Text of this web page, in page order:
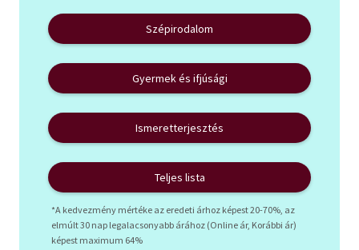
Szépirodalom
Gyermek és ifjúsági
Ismeretterjesztés
Teljes lista
*A kedvezmény mértéke az eredeti árhoz képest 20-70%, az
elmúlt 30 nap legalacsonyabb árához (Online ár, Korábbi ár)
képest maximum 64%